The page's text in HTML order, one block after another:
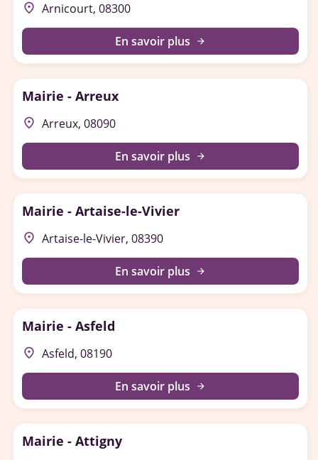
place Arnicourt, 08300
En savoir plus arrow_forward
Mairie - Arreux
place Arreux, 08090
En savoir plus arrow_forward
Mairie - Artaise-le-Vivier
place Artaise-le-Vivier, 08390
En savoir plus arrow_forward
Mairie - Asfeld
place Asfeld, 08190
En savoir plus arrow_forward
Mairie - Attigny